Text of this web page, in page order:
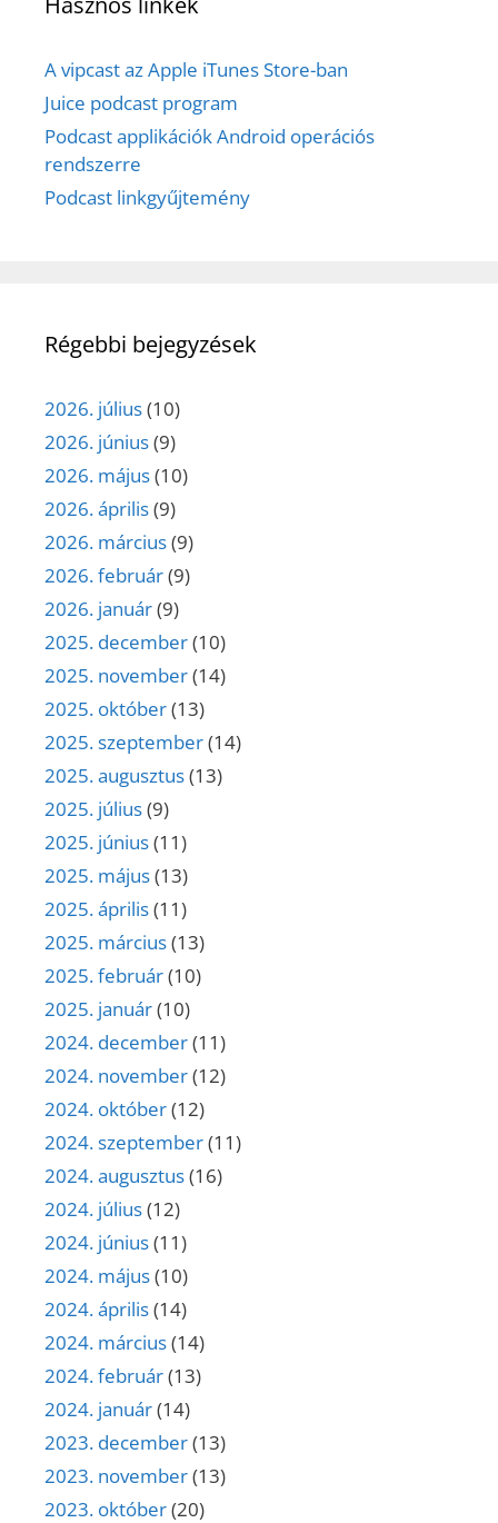
A vipcast az Apple iTunes Store-ban
Juice podcast program
Podcast applikációk Android operációs
rendszerre
Podcast linkgyűjtemény
Régebbi bejegyzések
2026. július(10)
2026. június(9)
2026. május(10)
2026. április(9)
2026. március(9)
2026. február(9)
2026. január(9)
2025. december(10)
2025. november(14)
2025. október(13)
2025. szeptember(14)
2025. augusztus(13)
2025. július(9)
2025. június(11)
2025. május(13)
2025. április(11)
2025. március(13)
2025. február(10)
2025. január(10)
2024. december(11)
2024. november(12)
2024. október(12)
2024. szeptember(11)
2024. augusztus(16)
2024. július(12)
2024. június(11)
2024. május(10)
2024. április(14)
2024. március(14)
2024. február(13)
2024. január(14)
2023. december(13)
2023. november(13)
2023. október(20)